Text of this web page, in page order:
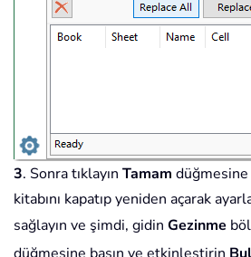
3. Sonra tıklayın Tamam düğmesine
kitabını kapatıp yeniden açarak
sağlayın ve şimdi, gidin Gezinme